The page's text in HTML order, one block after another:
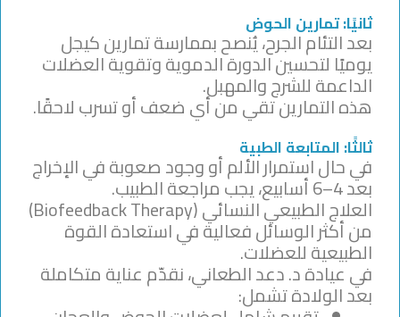
ثانيًا: تمارين الحوض
بعد التئام الجرح، يُنصح بممارسة تمارين كيجل
يوميًا لتحسين الدورة الدموية وتقوية العضلات
الداعمة للشرج والمهبل.
هذه التمارين تقي من أي ضعف أو تسرب لاحقًا.
ثالثًا: المتابعة الطبية
في حال استمرار الألم أو وجود صعوبة في الإخراج
بعد 4–6 أسابيع، يجب مراجعة الطبيب.
العلاج الطبيعي النسائي (Biofeedback Therapy)
من أكثر الوسائل فعالية في استعادة القوة
الطبيعية للعضلات.
في عيادة د. دعد الطعاني، نقدّم عناية متكاملة
بعد الولادة تشمل: